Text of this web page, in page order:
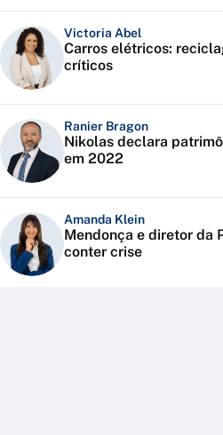
Victoria Abel
Carros elétricos:
críticos
Ranier Bragon
Nikolas declara
em 2022
Amanda Klein
Mendonça e diretor da
conter crise